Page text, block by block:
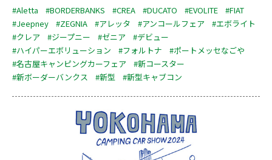
#Aletta
#BORDERBANKS #CREA #DUCATO #EVOLITE
#FIAT
#Jeepney
#ZEGNIA #アレッタ #アンコールフェア
#エボライト
#クレア
#ジープニー #ゼニア
#デビュー
#ハイパーエボリューション
#フォルトナ
#ポートメッセなごや
#名古屋キャンピングカーフェア
#新コースター
#新ボーダーバンクス
#新型 #新型キャブコン